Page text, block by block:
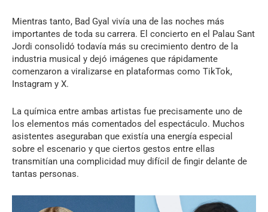
Mientras tanto, Bad Gyal vivía una de las noches más
importantes de toda su carrera. El concierto en el Palau Sant
Jordi consolidó todavía más su crecimiento dentro de la
industria musical y dejó imágenes que rápidamente
comenzaron a viralizarse en plataformas como TikTok,
Instagram y X.
La química entre ambas artistas fue precisamente uno de
los elementos más comentados del espectáculo. Muchos
asistentes aseguraban que existía una energía especial
sobre el escenario y que ciertos gestos entre ellas
transmitían una complicidad muy difícil de fingir delante de
tantas personas.